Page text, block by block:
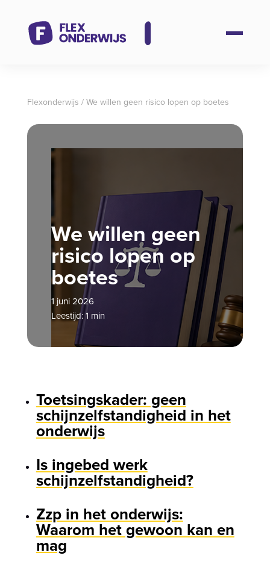
Flexonderwijs /We willen geen risico lopen op boetes
We willen geen
risico lopen op
boetes
1 juni 2026
Leestijd: 1 min
Toetsingskader: geen
schijnzelfstandigheid in het
onderwijs
Is ingebed werk
schijnzelfstandigheid?
Zzp in het onderwijs:
Waarom het gewoon kan en
mag